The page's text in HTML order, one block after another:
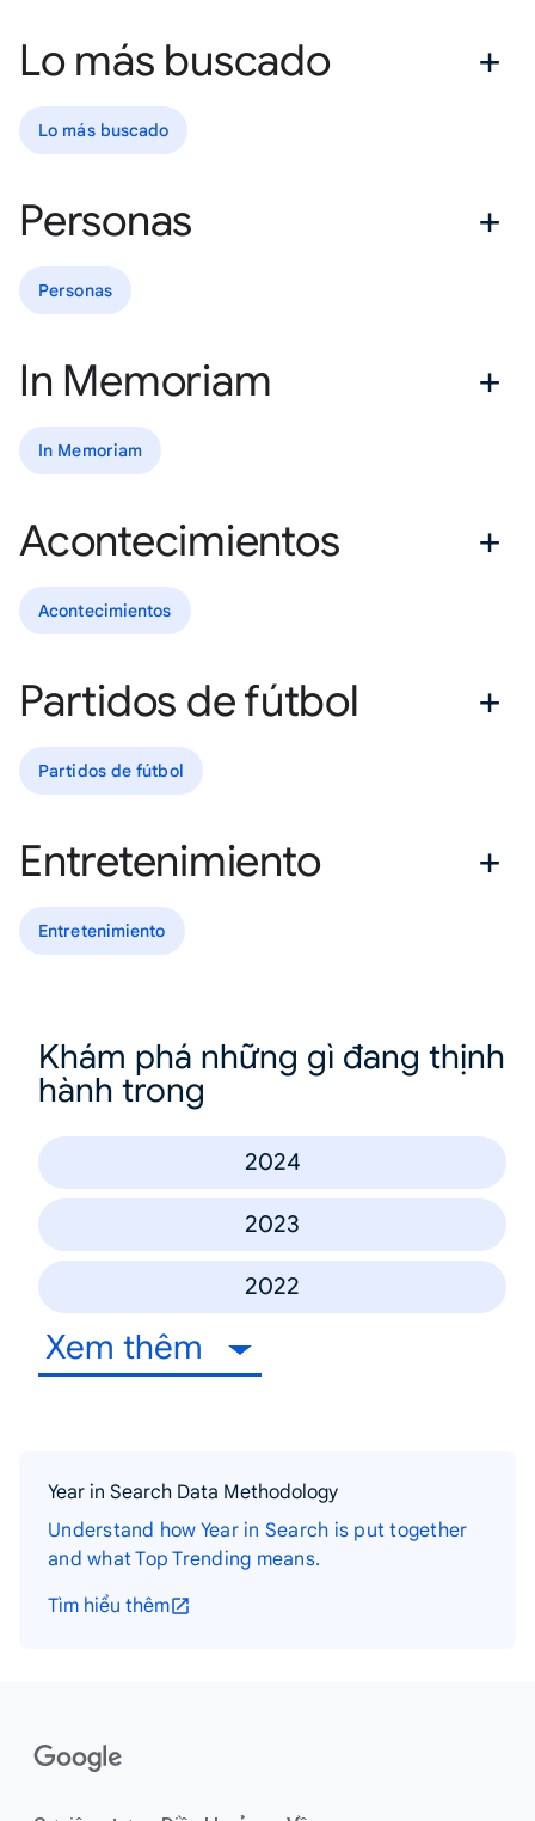
Lo más buscado
Lo más buscado
Personas
Personas
In Memoriam
In Memoriam
Acontecimientos
Acontecimientos
Partidos de fútbol
Partidos de fútbol
Entretenimiento
Entretenimiento
Khám phá những gì đang thịnh
hành trong
2024
2023
2022
Xem thêm
Year in Search Data Methodology
Understand how Year in Search is put together
and what Top Trending means.
Tìm hiểu thêm